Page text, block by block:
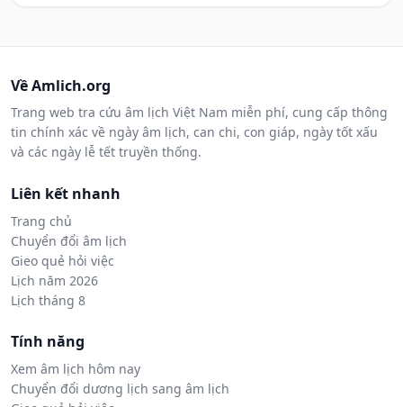
Về Amlich.org
Trang web tra cứu âm lịch Việt Nam miễn phí, cung cấp thông
tin chính xác về ngày âm lịch, can chi, con giáp, ngày tốt xấu
và các ngày lễ tết truyền thống.
Liên kết nhanh
Trang chủ
Chuyển đổi âm lịch
Gieo quẻ hỏi việc
Lịch năm 2026
Lịch tháng 8
Tính năng
Xem âm lịch hôm nay
Chuyển đổi dương lịch sang âm lịch